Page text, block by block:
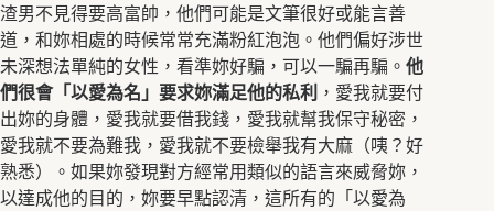
渣男不見得要高富帥，他們可能是文筆很好或能言善
道，和妳相處的時候常常充滿粉紅泡泡。他們偏好涉世
未深想法單純的女性，看準妳好騙，可以一騙再騙。 他
們很會「以愛為名」要求妳滿足他的私利 ，愛我就要付
出妳的身體，愛我就要借我錢，愛我就幫我保守秘密，
愛我就不要為難我，愛我就不要檢舉我有大麻（咦？好
熟悉）。如果妳發現對方經常用類似的語言來威脅妳，
以達成他的目的，妳要早點認清，這所有的「以愛為